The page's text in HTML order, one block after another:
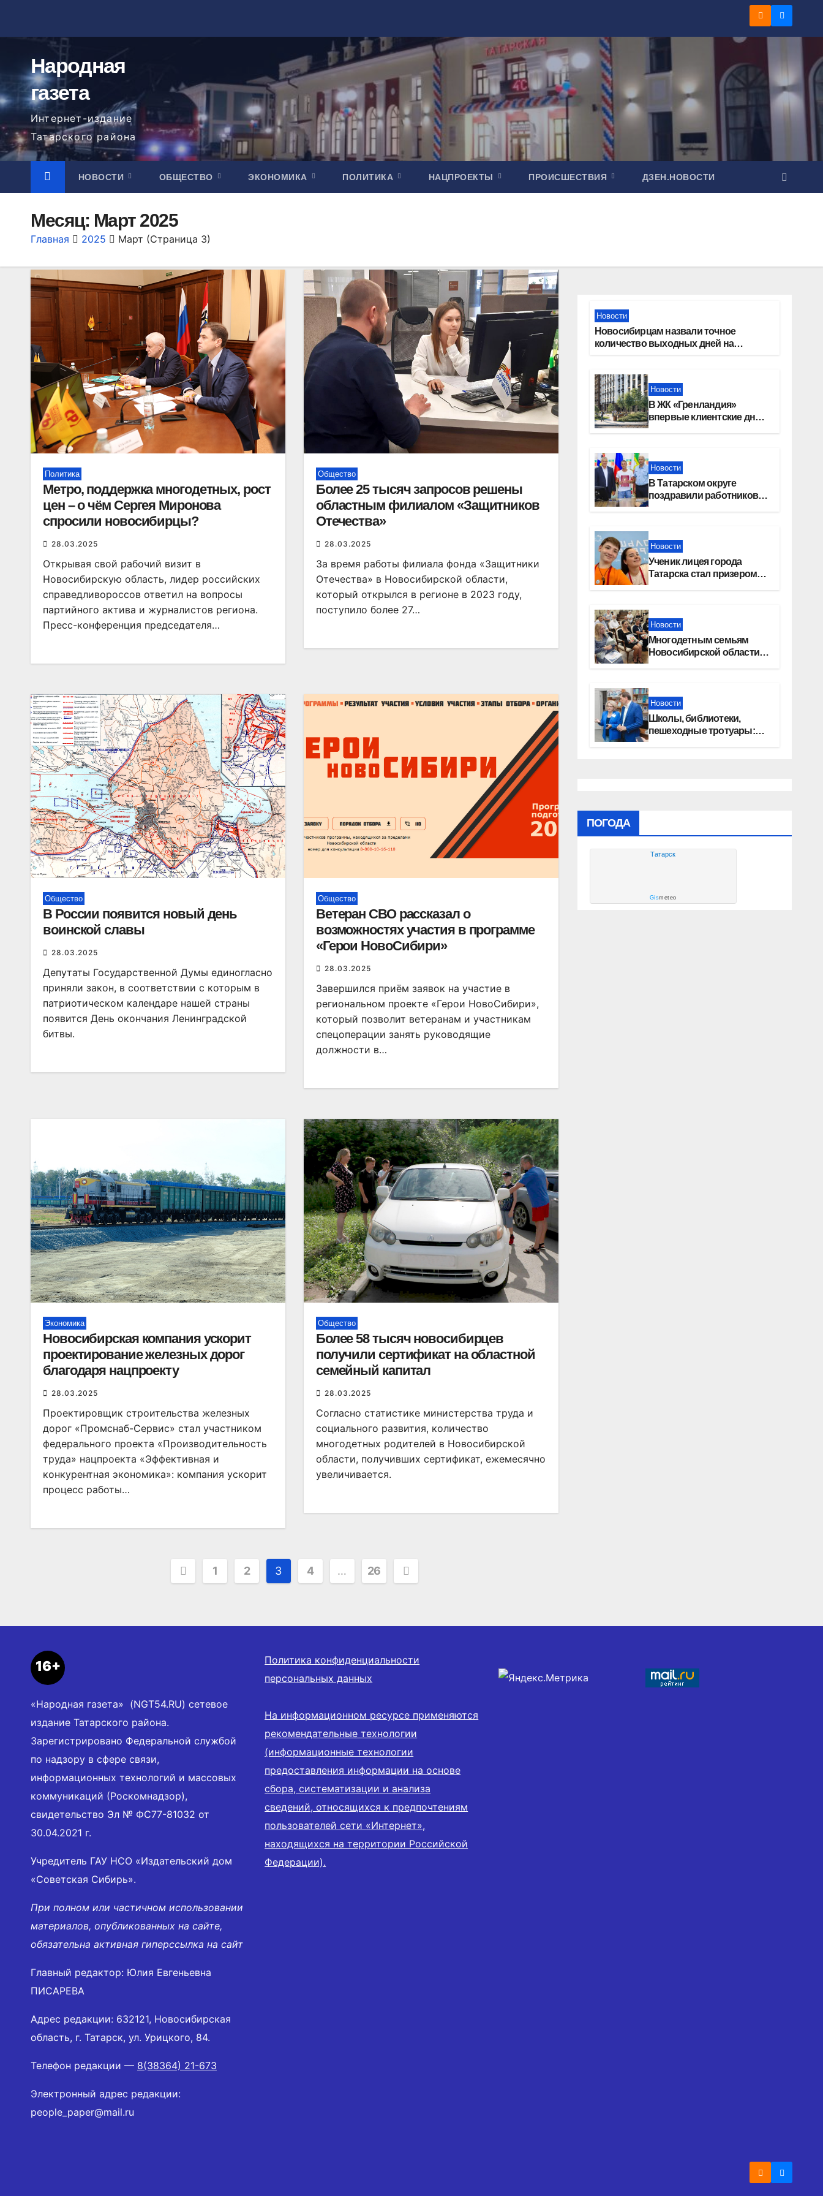
содержимому
Народная
газета
Интернет-издание
Татарского района
НОВОСТИ ОБЩЕСТВО ЭКОНОМИКА ПОЛИТИКА НАЦПРОЕКТЫ ПРОИСШЕСТВИЯ ДЗЕН.НОВОСТИ
Месяц: Март 2025
Главная 2025 Март (Страница 3)
Политика
Метро, поддержка многодетных, рост
цен – о чём Сергея Миронова
спросили новосибирцы?
28.03.2025
Открывая свой рабочий визит в
Новосибирскую область, лидер российских
справедливороссов ответил на вопросы
партийного актива и журналистов региона.
Пресс-конференция председателя…
Общество
Более 25 тысяч запросов решены
областным филиалом «Защитников
Отечества»
28.03.2025
За время работы филиала фонда «Защитники
Отечества» в Новосибирской области,
который открылся в регионе в 2023 году,
поступило более 27…
Общество
В России появится новый день
воинской славы
28.03.2025
Депутаты Государственной Думы единогласно
приняли закон, в соответствии с которым в
патриотическом календаре нашей страны
появится День окончания Ленинградской
битвы.
Общество
Ветеран СВО рассказал о
возможностях участия в программе
«Герои НовоСибири»
28.03.2025
Завершился приём заявок на участие в
региональном проекте «Герои НовоСибири»,
который позволит ветеранам и участникам
спецоперации занять руководящие
должности в…
Экономика
Новосибирская компания ускорит
проектирование железных дорог
благодаря нацпроекту
28.03.2025
Проектировщик строительства железных
дорог «Промснаб-Сервис» стал участником
федерального проекта «Производительность
труда» нацпроекта «Эффективная и
конкурентная экономика»: компания ускорит
процесс работы…
Общество
Более 58 тысяч новосибирцев
получили сертификат на областной
семейный капитал
28.03.2025
Согласно статистике министерства труда и
социального развития, количество
многодетных родителей в Новосибирской
области, получивших сертификат, ежемесячно
увеличивается.
Пагинация
1 2 3 4 … 26
Новости
Новосибирцам назвали точное
количество выходных дней на
Новости
В ЖК «Гренландия»
впервые клиентские дни
от крупного девелопера —
Новости
В Татарском округе
поздравили работников
строительной отрасли
Новости
Ученик лицея города
Татарска стал призером
конкурса «Большая
Новости
Многодетным семьям
Новосибирской области
вручены сертификаты на
автомобилей
Новости
Школы, библиотеки,
пешеходные тротуары:
представители «Единой
ПОГОДА
Татарск
Gismeteo
16+
«Народная газета» (NGT54.RU) сетевое
издание Татарского района.
Зарегистрировано Федеральной службой
по надзору в сфере связи,
информационных технологий и массовых
коммуникаций (Роскомнадзор),
свидетельство Эл № ФС77-81032 от
30.04.2021 г.
Учредитель ГАУ НСО «Издательский дом
«Советская Сибирь».
При полном или частичном использовании
материалов, опубликованных на сайте,
обязательна активная гиперссылка на сайт
Главный редактор: Юлия Евгеньевна
ПИСАРЕВА
Адрес редакции: 632121, Новосибирская
область, г. Татарск, ул. Урицкого, 84.
Телефон редакции — 8(38364) 21-673
Электронный адрес редакции:
people_paper@mail.ru
Политика конфиденциальности
персональных данных
На информационном ресурсе применяются
рекомендательные технологии
(информационные технологии
предоставления информации на основе
сбора, систематизации и анализа
сведений, относящихся к предпочтениям
пользователей сети «Интернет»,
находящихся на территории Российской
Федерации).